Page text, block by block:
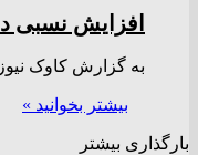
افزایش نسبی
به گزارش کاوک
بیشتر بخوانید »
بارگذاری بیشتر